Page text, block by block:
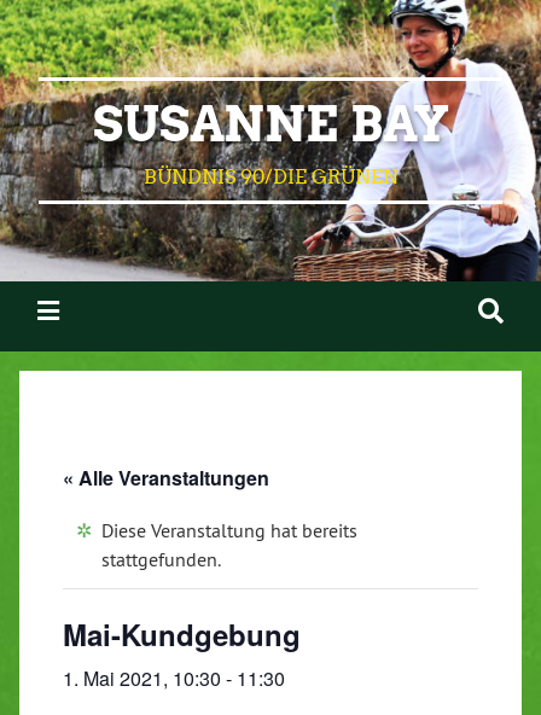
SUSANNE BAY
BÜNDNIS 90/DIE GRÜNEN
« Alle Veranstaltungen
Diese Veranstaltung hat bereits
stattgefunden.
Mai-Kundgebung
1. Mai 2021, 10:30 - 11:30